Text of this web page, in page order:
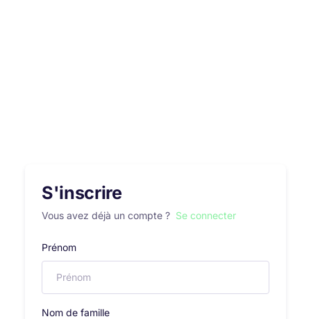
S'inscrire
Vous avez déjà un compte ? Se connecter
Prénom
Nom de famille